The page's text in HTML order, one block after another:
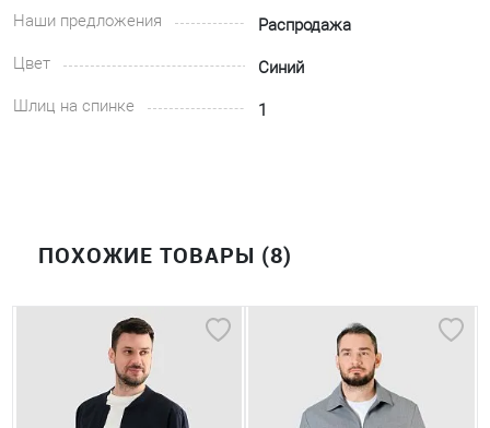
Наши предложения
Распродажа
Цвет
Синий
Шлиц на спинке
1
ПОХОЖИЕ ТОВАРЫ (8)